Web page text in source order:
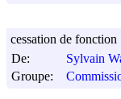
De:
Sylvain
Groupe:
cessation de fonction